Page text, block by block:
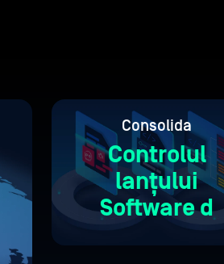
Consolida
Controlul
lanțului
Software d